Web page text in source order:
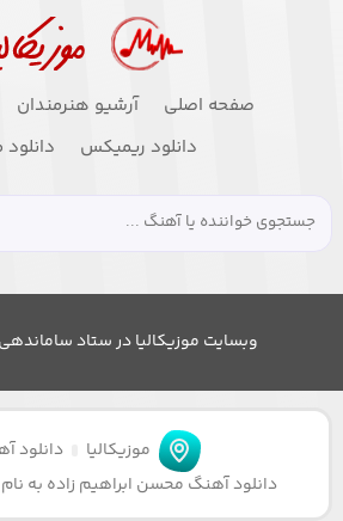
صفحه اصلی آرشیو هنرمندان
دانلود ریمیکس
وبسایت موزیکالیا در ستاد
موزیکالیا
دانلود
دانلود آهنگ محسن ابراهیم زاده به